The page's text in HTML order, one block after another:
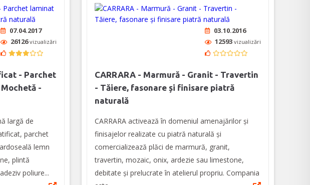
07.04.2017
26126vizualizări
- Parchet
-
largă de
parchet
lemn
plintă
poliure...
03.10.2016
12593 vizualizări
CARRARA - Marmură - Granit - Travertin
- Tăiere, fasonare și finisare piatră
naturală
CARRARA activează în domeniul amenajărilor și
finisajelor realizate cu piatră naturală și
comercializează plăci de marmură, granit,
travertin, mozaic, onix, ardezie sau limestone,
debitate și prelucrate în atelierul propriu. Compania